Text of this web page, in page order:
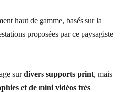
haut de gamme, basés sur la
proposées par ce paysagiste
surdivers supports print, mais
et de mini vidéos très